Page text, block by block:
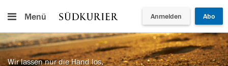
Menü Anmelden Abo
Wir lassen nur die Hand los,